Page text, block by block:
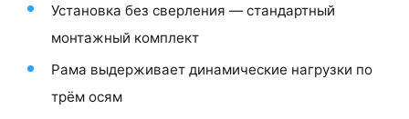
Установка без сверления — стандартный
монтажный комплект
Рама выдерживает динамические нагрузки по
трём осям